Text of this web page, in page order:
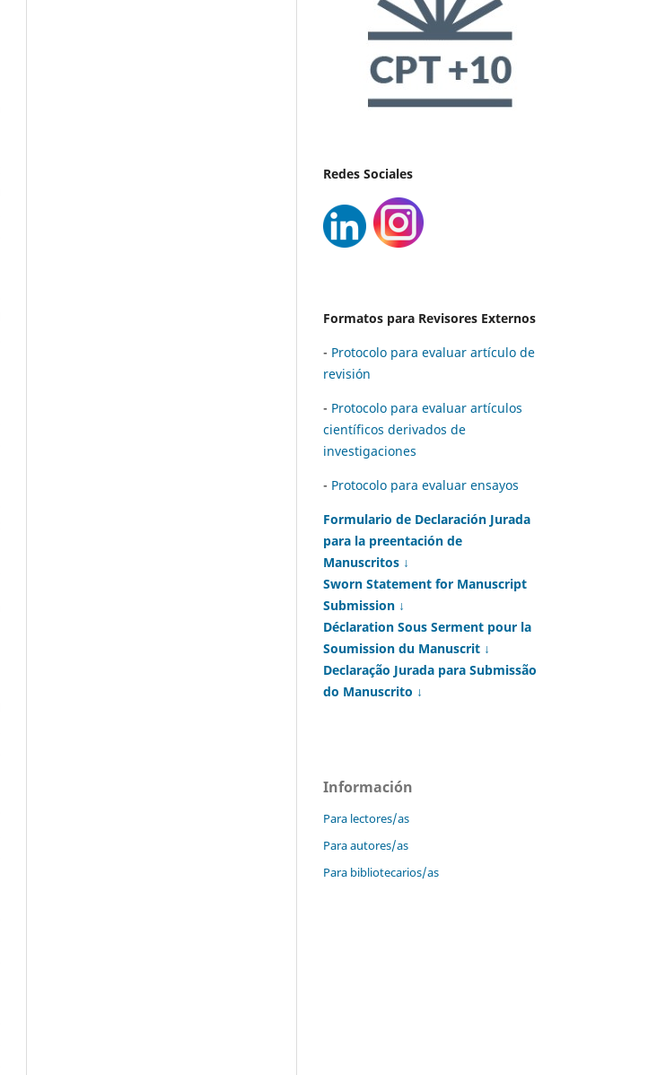
Redes Sociales
Formatos para Revisores Externos
- Protocolo para evaluar artículo de
revisión
- Protocolo para evaluar artículos
científicos derivados de
investigaciones
- Protocolo para evaluar ensayos
Formulario de Declaración Jurada
para la preentación de
Manuscritos ↓
Sworn Statement for Manuscript
Submission ↓
Déclaration Sous Serment pour la
Soumission du Manuscrit ↓
Declaração Jurada para Submissão
do Manuscrito ↓
Información
Para lectores/as
Para autores/as
Para bibliotecarios/as